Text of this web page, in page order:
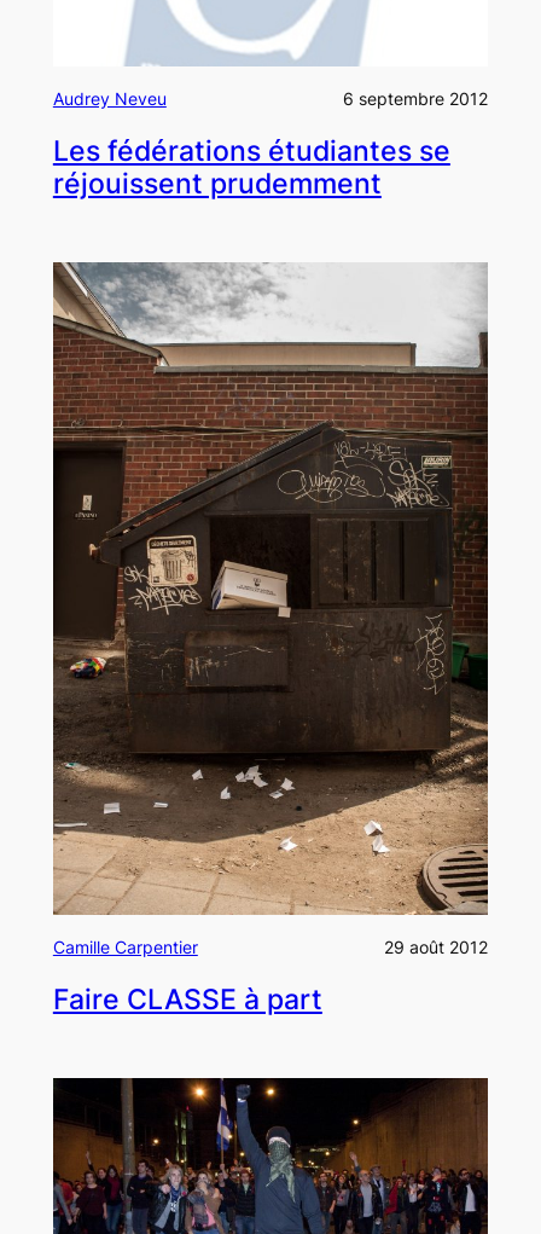
Audrey Neveu 6 septembre 2012
Les fédérations étudiantes se
réjouissent prudemment
Camille Carpentier 29 août 2012
Faire CLASSE à part